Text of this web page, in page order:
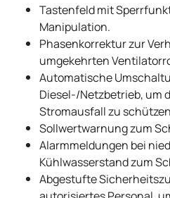
Tastenfeld mit
Manipulation.
Phasenkorrektur zur
umgekehrten
Automatische
Diesel-/Netzbetrieb, um
Stromausfall zu
Sollwertwarnung zum
Alarmmeldungen bei
Kühlwasserstand zum
Abgestufte